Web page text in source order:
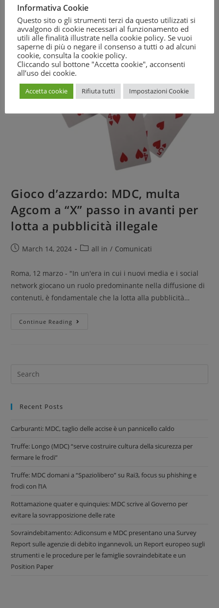
Continue Reading
Gioco d’azzardo: MDC, multa
Agcom a “X” passo in avanti per
lotta a pubblicità illegale
March 14, 2024 all in / Comunicati
Roma, 12 marzo - "In un'era in cui i nuovi media e i social
network giocano un ruolo predominante nella diffusione di
contenuti, è fondamentale che la lotta alla pubblicità…
Continue Reading
Recent Posts
Carburanti: MDC, taglio delle accise è un pannicello caldo
Truffe: Longo (MDC) “serve costruire cultura della sicurezza per
fermare le frodi”
Truffe: MDC domani a “Spaziolibero” su Rai3, focus su phishing e
frodi con l’IA
Rottamazione quater e quinquies: MDC scrive al Governo per
evitare la sovrapposizione delle rate
Sovraindebitamento: Adiconsum e MDC presentano una Survey
Report sulle agenzie di debito ingannevoli, un Report europeo sugli
strumenti e le procedure per le famiglie sovraindebitate e un
Position Paper
Informativa Cookie
Questo sito o gli strumenti terzi da questo utilizzati si
avvalgono di cookie necessari al funzionamento ed
utili alle finalità illustrate nella cookie policy. Se vuoi
saperne di più o negare il consenso a tutti o ad alcuni
cookie, consulta la cookie policy.
Cliccando sul bottone "Accetta cookie", acconsenti
all’uso dei cookie.
Accetta cookie Rifiuta tutti Impostazioni Cookie